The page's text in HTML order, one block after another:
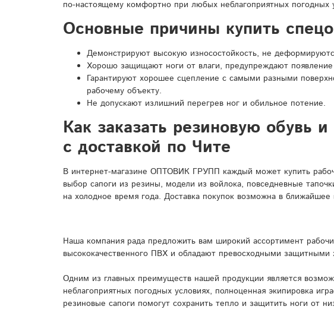
по-настоящему комфортно при любых неблагоприятных погодных
Основные причины купить
Демонстрируют высокую износостойкость, не
Хорошо защищают ноги от влаги, предупреждают
Гарантируют хорошее сцепление с самыми разными
рабочему объекту.
Не допускают излишний перегрев ног и обильное потение.
Как заказать резиновую обувь
с доставкой по Чите
В интернет-магазине ОПТОВИК ГРУПП каждый может купить
выбор сапоги из резины, модели из войлока, повседневные
на холодное время года. Доставка покупок возможна в
Наша компания рада предложить вам широкий ассортимент
высококачественного ПВХ и обладают превосходными защитными
Одним из главных преимуществ нашей продукции является
неблагоприятных погодных условиях, полноценная экипировка
резиновые сапоги помогут сохранить тепло и защитить ноги от